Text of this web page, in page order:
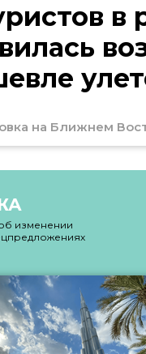
в
на Ближнем
изменении